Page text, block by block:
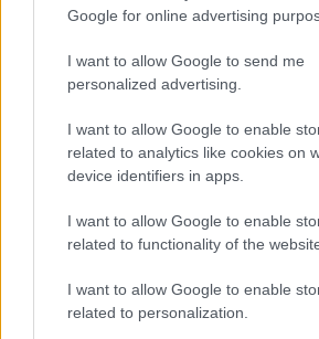
Google for online advertising
I want to allow Google to send me
personalized advertising.
I want to allow Google to enable
related to analytics like cookies on
device identifiers in apps.
I want to allow Google to enable
related to functionality of the
I want to allow Google to enable
related to personalization.
TELEFONOK GYORSLISTA
Márka :